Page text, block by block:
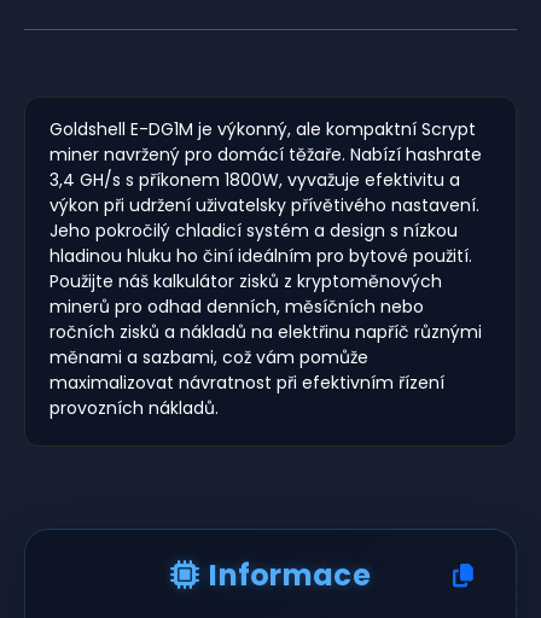
Goldshell E-DG1M je výkonný, ale kompaktní Scrypt
miner navržený pro domácí těžaře. Nabízí hashrate
3,4 GH/s s příkonem 1800W, vyvažuje efektivitu a
výkon při udržení uživatelsky přívětivého nastavení.
Jeho pokročilý chladicí systém a design s nízkou
hladinou hluku ho činí ideálním pro bytové použití.
Použijte náš kalkulátor zisků z kryptoměnových
minerů pro odhad denních, měsíčních nebo
ročních zisků a nákladů na elektřinu napříč různými
měnami a sazbami, což vám pomůže
maximalizovat návratnost při efektivním řízení
provozních nákladů.
Informace